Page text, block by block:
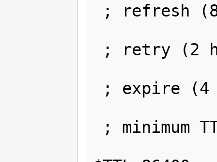
; refresh
; retry (2
; expire (4
; minimum